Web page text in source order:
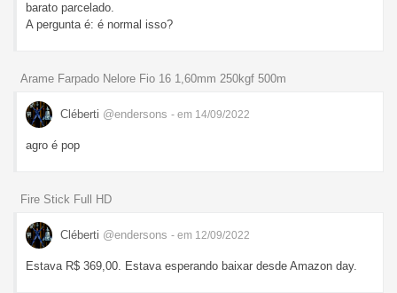
barato parcelado.
A pergunta é: é normal isso?
Arame Farpado Nelore Fio 16 1,60mm 250kgf 500m
Cléberti @endersons - em 14/09/2022
agro é pop
Fire Stick Full HD
Cléberti @endersons - em 12/09/2022
Estava R$ 369,00. Estava esperando baixar desde Amazon day.